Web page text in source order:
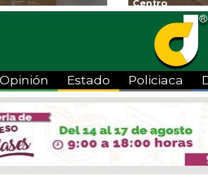
Bicentenario
Opinión Estado Policiaca